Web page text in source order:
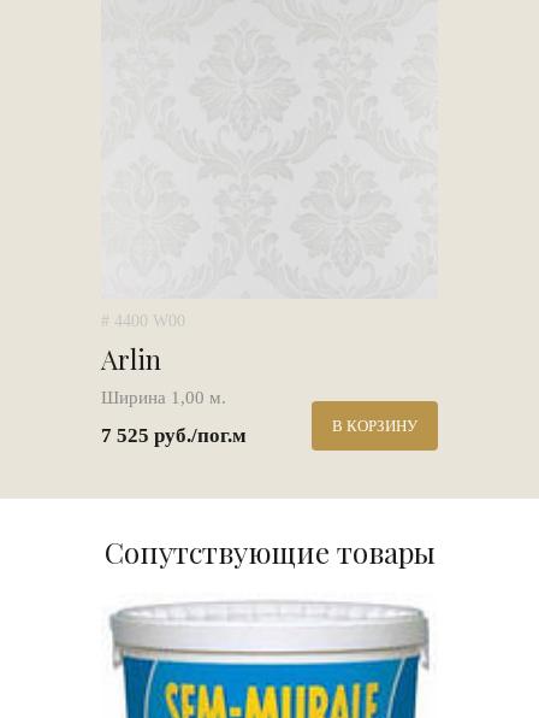
# 4400 W00
Arlin
Ширина 1,00 м.
7 525 руб./пог.м В КОРЗИНУ
Сопутствующие товары